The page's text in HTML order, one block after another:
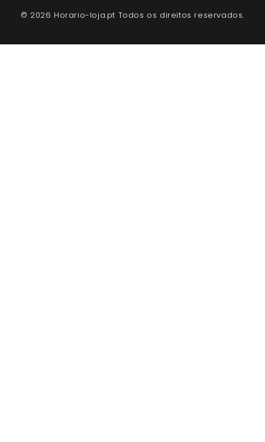
© 2026 Horario-loja.pt Todos os direitos reservados.